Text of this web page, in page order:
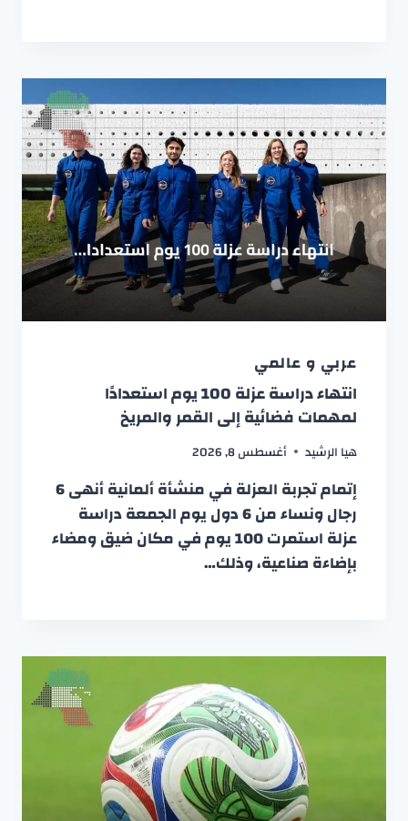
عربي و عالمي
انتهاء دراسة عزلة 100 يوم استعدادًا
لمهمات فضائية إلى القمر والمريخ
هيا الرشيد أغسطس 8, 2026
إتمام تجربة العزلة في منشأة ألمانية أنهى 6
رجال ونساء من 6 دول يوم الجمعة دراسة
عزلة استمرت 100 يوم في مكان ضيق ومضاء
بإضاءة صناعية، وذلك…